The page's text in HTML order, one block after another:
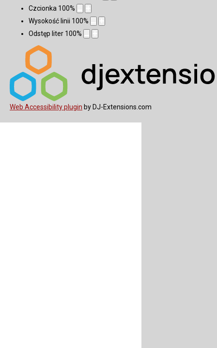
Czcionka 100%
Wysokość linii 100%
Odstęp liter 100%
Web Accessibility plugin by DJ-Extensions.com